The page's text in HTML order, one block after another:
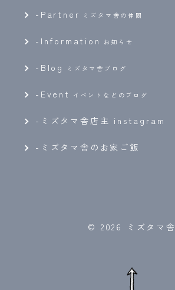
- Partner ミズタマ舎の仲間
- Information お知らせ
- Blog ミズタマ舎ブログ
- Event イベントなどのブログ
-ミズタマ舎店主 instagram
-ミズタマ舎のお家ご飯
© 2026 ミズタマ舎